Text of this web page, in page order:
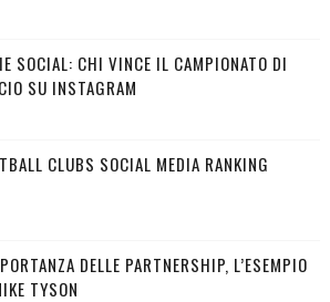
SOCIAL: CHI VINCE IL CAMPIONATO DI
SU INSTAGRAM
CLUBS SOCIAL MEDIA RANKING
DELLE PARTNERSHIP, L’ESEMPIO
TYSON